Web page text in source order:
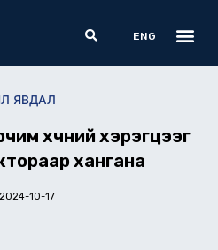
Search
ENG
ЯВДАЛ
хүчний хэрэгцээг
хангана
2024-10-17